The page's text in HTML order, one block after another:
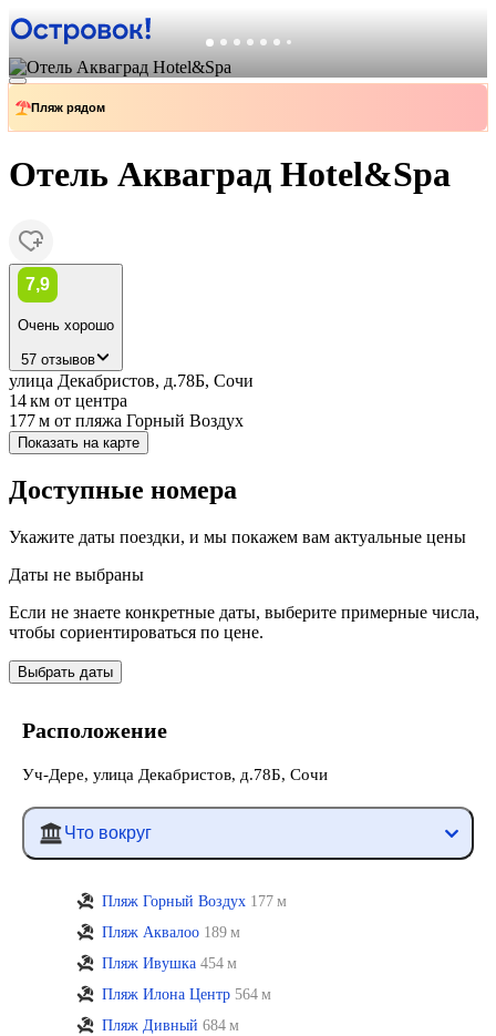
Пляж рядом
Отель Акваград Hotel&Spa
7,9
Очень хорошо
57 отзывов
улица Декабристов, д.78Б, Сочи
14 км от центра
177 м от пляжа Горный Воздух
Показать на карте
Доступные номера
Укажите даты поездки, и мы покажем вам актуальные цены
Даты не выбраны
Если не знаете конкретные даты, выберите примерные числа,
чтобы сориентироваться по цене.
Выбрать даты
Расположение
Уч-Дере, улица Декабристов, д.78Б, Сочи
Что вокруг
Пляж Горный Воздух 177 м
Пляж Аквалоо 189 м
Пляж Ивушка 454 м
Пляж Илона Центр 564 м
Пляж Дивный 684 м